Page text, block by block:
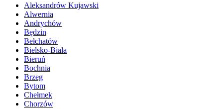
Aleksandrów Kujawski
Alwernia
Andrychów
Będzin
Bełchatów
Bielsko-Biała
Bieruń
Bochnia
Brzeg
Bytom
Chełmek
Chorzów